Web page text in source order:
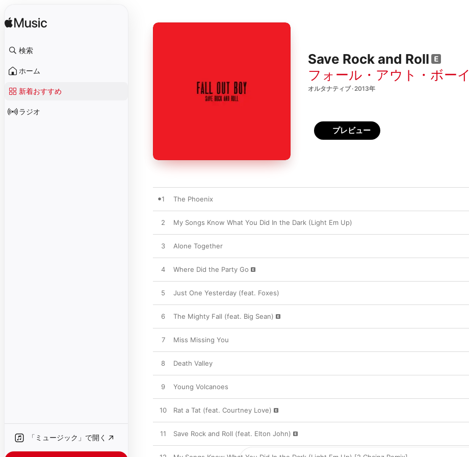
検索
ホーム
新着おすすめ
ラジオ
「ミュージック」で開く
Save Rock and Roll
フォール・アウト・ボーイ
オルタナティブ · 2013年
プレビュー
1 The Phoenix
2 My Songs Know What You Did In the Dark (Light Em Up)
3 Alone Together
4 Where Did the Party Go
5 Just One Yesterday (feat. Foxes)
6 The Mighty Fall (feat. Big Sean)
7 Miss Missing You
8 Death Valley
9 Young Volcanoes
10 Rat a Tat (feat. Courtney Love)
11 Save Rock and Roll (feat. Elton John)